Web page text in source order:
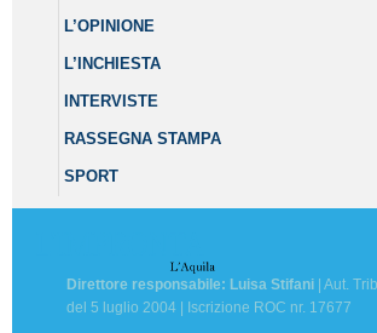
L’OPINIONE
L’INCHIESTA
INTERVISTE
RASSEGNA STAMPA
SPORT
Direttore responsabile: Luisa Stifani | Aut.
del 5 luglio 2004 | Iscrizione ROC nr. 17677